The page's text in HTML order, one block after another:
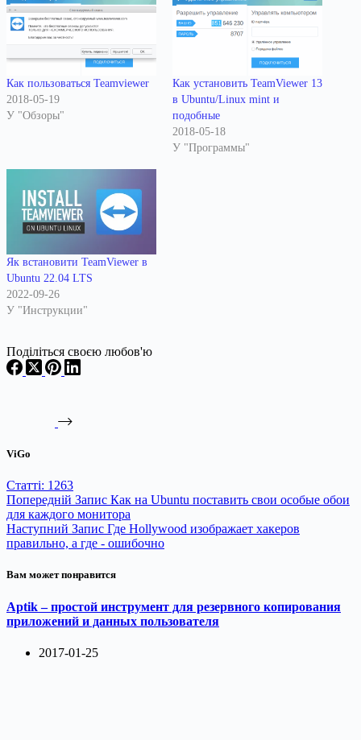
Как пользоваться Teamviewer
2018-05-19
У "Обзоры"
Как установить TeamViewer 13
в Ubuntu/Linux mint и
подобные
2018-05-18
У "Программы"
Як встановити TeamViewer в
Ubuntu 22.04 LTS
2022-09-26
У "Инструкции"
Поділіться своєю любов'ю
ViGo
Статті: 1263
Попередній Запис Как на Ubuntu поставить свои особые обои
для каждого монитора
Наступний Запис Где Hollywood изображает хакеров
правильно, а где - ошибочно
Вам может понравится
Aptik – простой инструмент для резервного копирования
приложений и данных пользователя
2017-01-25